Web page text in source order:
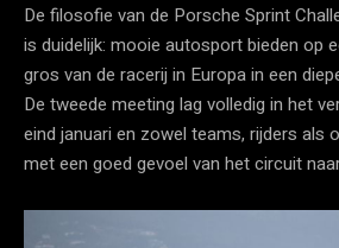
De filosofie van de Porsche Sprint
is duidelijk: mooie autosport bieden op
gros van de racerij in Europa in een
De tweede meeting lag volledig in het
eind januari en zowel teams, rijders als
met een goed gevoel van het circuit